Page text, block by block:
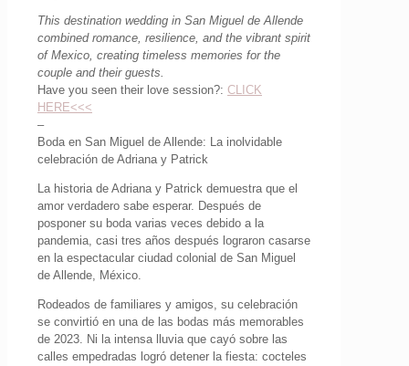
This destination wedding in San Miguel de Allende
combined romance, resilience, and the vibrant spirit
of Mexico, creating timeless memories for the
couple and their guests.
Have you seen their love session?: CLICK
HERE<<<
–
Boda en San Miguel de Allende: La inolvidable
celebración de Adriana y Patrick
La historia de Adriana y Patrick demuestra que el
amor verdadero sabe esperar. Después de
posponer su boda varias veces debido a la
pandemia, casi tres años después lograron casarse
en la espectacular ciudad colonial de San Miguel
de Allende, México.
Rodeados de familiares y amigos, su celebración
se convirtió en una de las bodas más memorables
de 2023. Ni la intensa lluvia que cayó sobre las
calles empedradas logró detener la fiesta: cocteles